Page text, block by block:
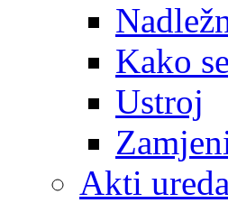
Kako
Ustroj
Akti ureda